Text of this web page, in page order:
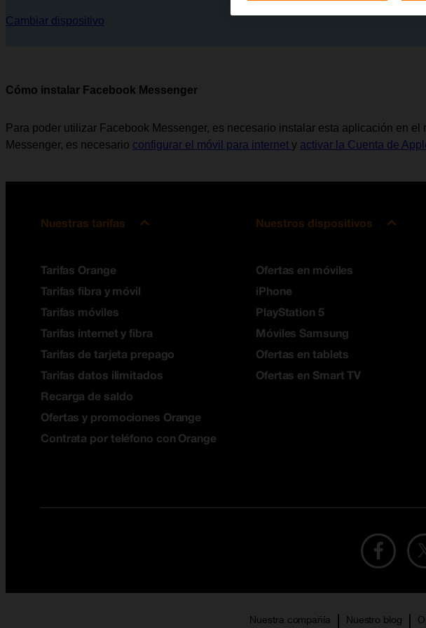
Cambiar dispositivo
Cómo instalar Facebook Messenger
Para poder utilizar Facebook Messenger, es necesario instalar esta aplicación en el
Messenger, es necesario configurar el móvil para internet y activar la Cuenta de
Nuestras tarifas
Tarifas Orange
Tarifas fibra y móvil
Tarifas móviles
Tarifas internet y fibra
Tarifas de tarjeta prepago
Tarifas datos ilimitados
Recarga de saldo
Ofertas y promociones Orange
Contrata por teléfono con Orange
Nuestros dispositivos
Ofertas en móviles
iPhone
PlayStation 5
Móviles Samsung
Ofertas en tablets
Ofertas en Smart TV
Nuestra compañía Nuestro blog